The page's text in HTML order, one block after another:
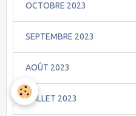
OCTOBRE 2023
SEPTEMBRE 2023
AOÛT 2023
JUILLET 2023